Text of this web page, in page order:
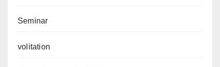
Seminar
volitation